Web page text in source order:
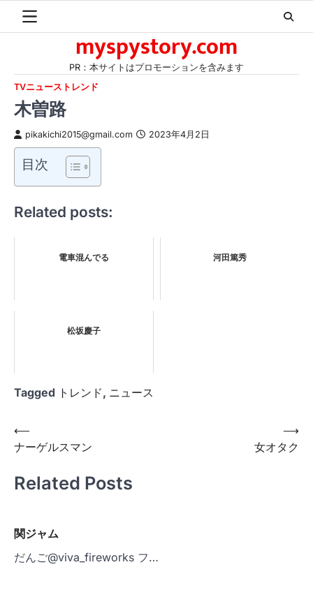
myspystory.com
PR：本サイトはプロモーションを含みます
TVニューストレンド
木曽路
pikakichi2015@gmail.com 2023年4月2日
目次
Related posts:
電車混んでる 河田篤秀
松坂慶子
Tagged トレンド, ニュース
投
稿
ナ
ー
シ
⟵
ナーゲルスマン
女オタク
⟶
Related Posts
関ジャム
だんご@viva_fireworks フ…